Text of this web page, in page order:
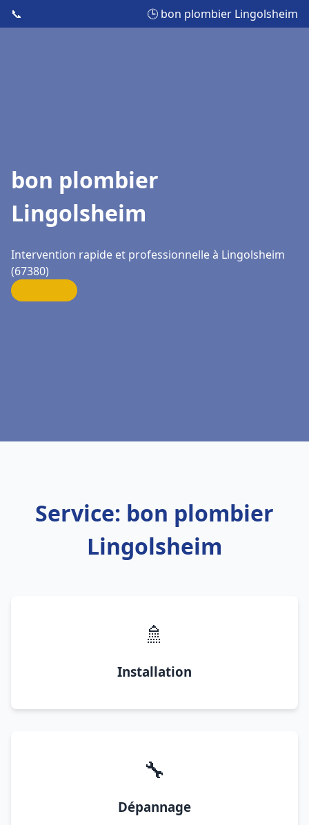
📞 🕒 bon plombier Lingolsheim
bon plombier
Lingolsheim
Intervention rapide et professionnelle à Lingolsheim
(67380)
Service: bon plombier
Lingolsheim
🚿
Installation
🔧
Dépannage